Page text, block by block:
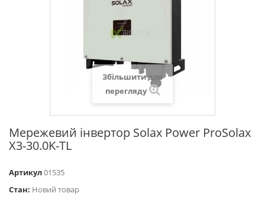
Збільшити для
перегляду
Мережевий інвертор Solax Power ProSolax
X3-30.0K-TL
Артикул01535
Стан: Новий товар